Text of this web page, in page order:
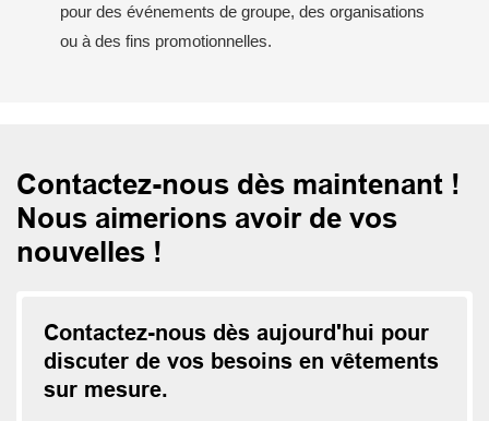
pour des événements de groupe, des organisations
ou à des fins promotionnelles.
Contactez-nous dès maintenant !
Nous aimerions avoir de vos
nouvelles !
Contactez-nous dès aujourd'hui pour
discuter de vos besoins en vêtements
sur mesure.